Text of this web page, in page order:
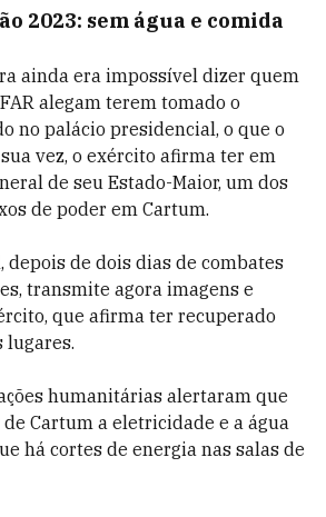
2023: sem água e comida
ainda era impossível dizer quem
alegam terem tomado o
no palácio presidencial, o que o
vez, o exército afirma ter em
de seu Estado-Maior, um dos
de poder em Cartum.
depois de dois dias de combates
transmite agora imagens e
que afirma ter recuperado
lugares.
humanitárias alertaram que
Cartum a eletricidade e a água
há cortes de energia nas salas de